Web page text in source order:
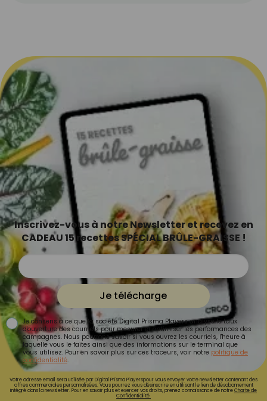
Inscrivez-vous à notre Newsletter et recevez en
CADEAU 15 recettes SPÉCIAL BRÛLE-GRAISSE !
Je télécharge
Je consens à ce que la société Digital Prisma Players analyse le taux
d'ouverture des courriels pour mesurer et optimiser les performances des
campagnes. Nous pourrons savoir si vous ouvrez les courriels, l'heure à
laquelle vous le faites ainsi que des informations sur le terminal que
vous utilisez. Pour en savoir plus sur ces traceurs, voir notre politique de
confidentialité.
Votre adresse email sera utilisée par Digital Prisma Playerspour vous envoyer votre newsletter contenant des
offres commerciales personnalisées. Vous pourrez vous désinscrire en utilisant le lien de désabonnement
intégré dans la newsletter. Pour en savoir plus et exercer vos droits, prenez connaissance de notreCharte de
Confidentialité.